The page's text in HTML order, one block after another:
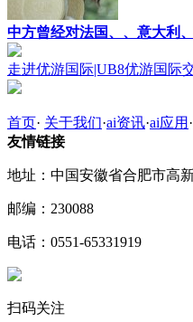
中方曾经对法国、、意大利
走进优游国际|UB8优游国际
首页· 关于我们·ai资讯·ai应用 ·
友情链接
地址：中国安徽省合肥市高
邮编：230088
电话：0551-65331919
扫码关注